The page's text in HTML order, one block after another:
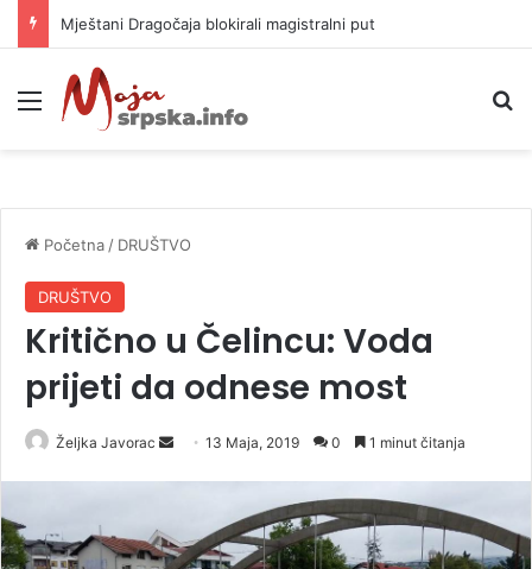
Helikopter ponovo gasi vatru u selima kod Trebinja
Meni
Početna / DRUŠTVO
DRUŠTVO
Kritično u Čelincu: Voda
prijeti da odnese most
Željka Javorac
a
13 Maja, 2019 0 1 minut čitanja